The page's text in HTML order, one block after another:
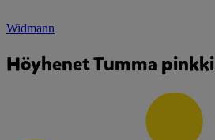
Widmann
Höyhenet Tumma pinkki